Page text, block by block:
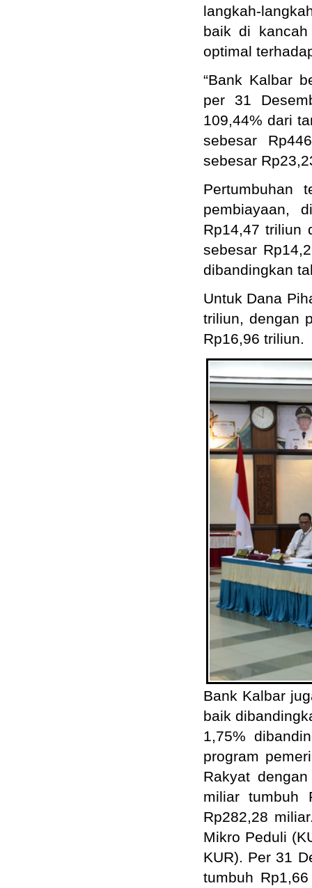
langkah-
baik di kancah
optimal
“Bank Kalbar
per 31
109,44% dari
sebesar
sebesar
Pertumbuhan
pembiayaan,
Rp14,47 triliun
sebesar
dibandingkan
Untuk Dana
triliun, dengan
Rp16,96 triliun.
Bank Kalbar
baik
1,75%
program
Rakyat
miliar tumbuh
Rp282,28
Mikro Peduli
KUR). Per 31
tumbuh